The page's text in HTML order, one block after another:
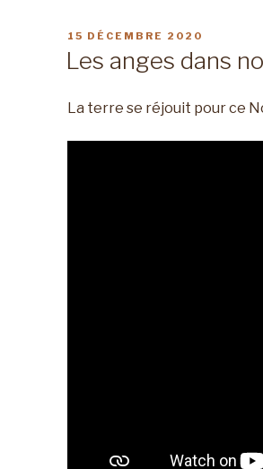
PUBLIÉ
15 DÉCEMBRE 2020
Les anges dans
La terre se réjouit pour ce